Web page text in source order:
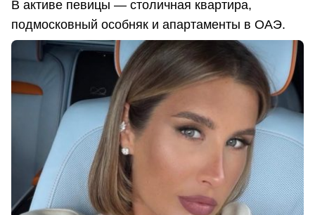
В активе певицы — столичная квартира,
подмосковный особняк и апартаменты в ОАЭ.